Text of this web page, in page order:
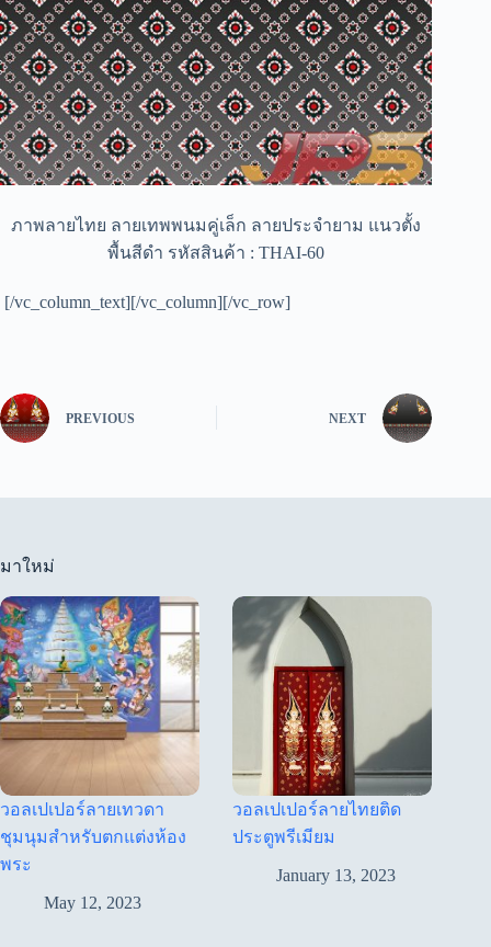
ภาพลายไทย ลายเทพพนมคู่เล็ก ลายประจำยาม แนวตั้ง
พื้นสีดำ รหัสสินค้า : THAI-60
[/vc_column_text][/vc_column][/vc_row]
PREVIOUS NEXT
มาใหม่
วอลเปเปอร์ลายเทวดา
ชุมนุมสำหรับตกแต่งห้อง
พระ
May 12, 2023
วอลเปเปอร์ลายไทยติด
ประตูพรีเมียม
January 13, 2023